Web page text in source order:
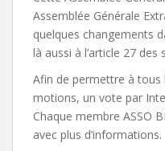
Assemblée Générale
quelques changements
là aussi à l’article 27 des
Afin de permettre à
motions, un vote par
Chaque membre ASSO
avec plus d’informations.